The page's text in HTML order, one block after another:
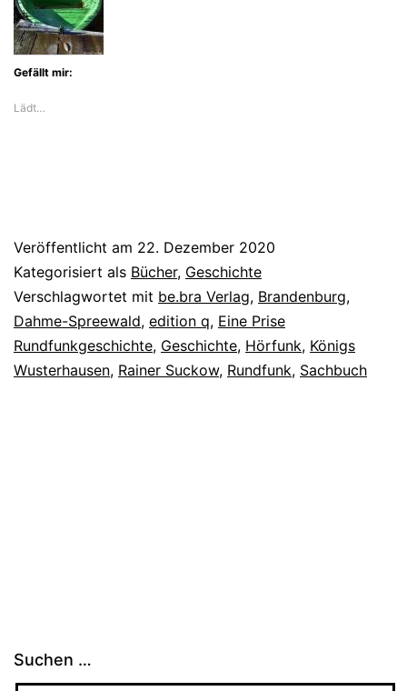
Geschichten
Gefällt mir:
Lädt…
Veröffentlicht am 22. Dezember 2020
Kategorisiert als Bücher, Geschichte
Verschlagwortet mit be.bra Verlag, Brandenburg,
Dahme-Spreewald, edition q, Eine Prise
Rundfunkgeschichte, Geschichte, Hörfunk, Königs
Wusterhausen, Rainer Suckow, Rundfunk, Sachbuch
Suchen …